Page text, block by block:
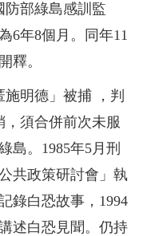
防部綠島感訓監
6年8個月。同年11
釋。
明德」被捕 ，判
須合併前次未服
島。1985年5月刑
共政策研討會」執
錄白恐故事，1994
述白恐見聞。仍持